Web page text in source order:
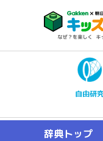
自由研
辞典トップ